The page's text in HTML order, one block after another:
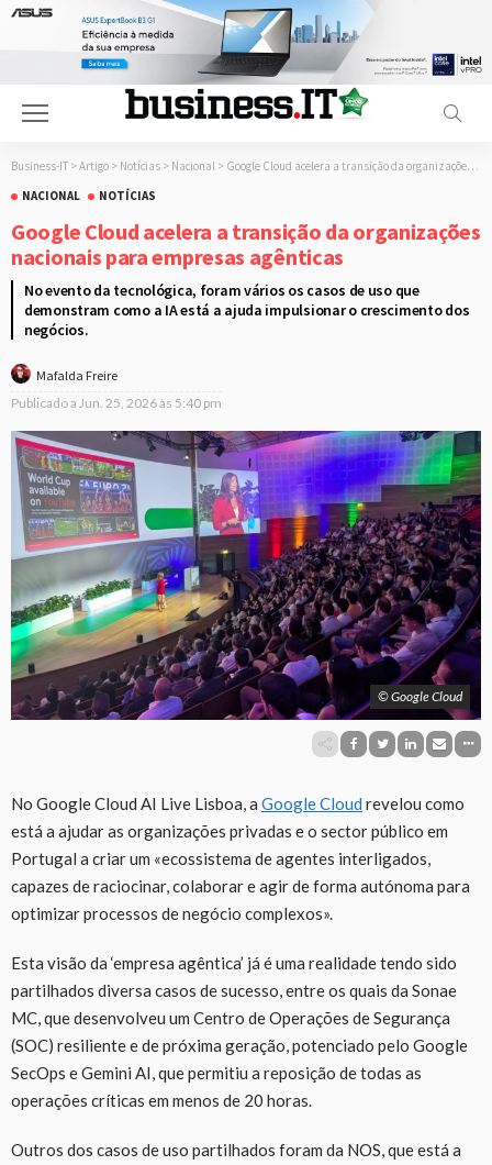
Business-IT > Artigo > Notícias > Nacional > Google Cloud acelera a transição da organizações nacionais para empresas agênticas
NACIONAL
NOTÍCIAS
Google Cloud acelera a transição da organizações
nacionais para empresas agênticas
No evento da tecnológica, foram vários os casos de uso que
demonstram como a IA está a ajuda impulsionar o crescimento dos
negócios.
Mafalda Freire
Publicado a Jun. 25, 2026 às 5:40 pm
© Google Cloud
No Google Cloud AI Live Lisboa, a Google Cloud revelou como
está a ajudar as organizações privadas e o sector público em
Portugal a criar um «ecossistema de agentes interligados,
capazes de raciocinar, colaborar e agir de forma autónoma para
optimizar processos de negócio complexos».
Esta visão da ‘empresa agêntica’ já é uma realidade tendo sido
partilhados diversa casos de sucesso, entre os quais da Sonae
MC, que desenvolveu um Centro de Operações de Segurança
(SOC) resiliente e de próxima geração, potenciado pelo Google
SecOps e Gemini AI, que permitiu a reposição de todas as
operações críticas em menos de 20 horas.
Outros dos casos de uso partilhados foram da NOS, que está a